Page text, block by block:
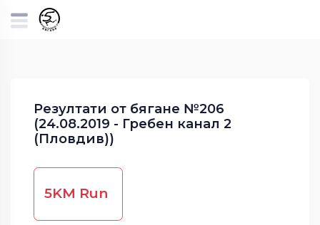
Резултати от бягане №206
(24.08.2019 - Гребен канал 2
(Пловдив))
5KM Run